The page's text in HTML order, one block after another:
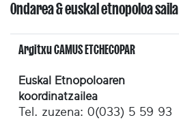
Ondarea & euskal etnopoloa saila
Argitxu CAMUS ETCHECOPAR
Euskal Etnopoloaren
koordinatzailea
Tel. zuzena: 0(033) 5 59 93